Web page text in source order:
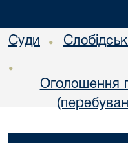
Суди •
•
Оголошення